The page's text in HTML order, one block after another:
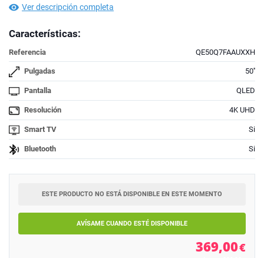
Ver descripción completa
Características:
Referencia QE50Q7FAAUXXH
Pulgadas 50''
Pantalla QLED
Resolución 4K UHD
Smart TV Si
Bluetooth Si
ESTE PRODUCTO NO ESTÁ DISPONIBLE EN ESTE MOMENTO
AVÍSAME CUANDO ESTÉ DISPONIBLE
369,00€